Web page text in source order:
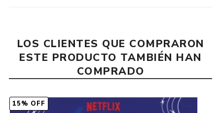
LOS CLIENTES QUE COMPRARON
ESTE PRODUCTO TAMBIÉN HAN
COMPRADO
15% OFF